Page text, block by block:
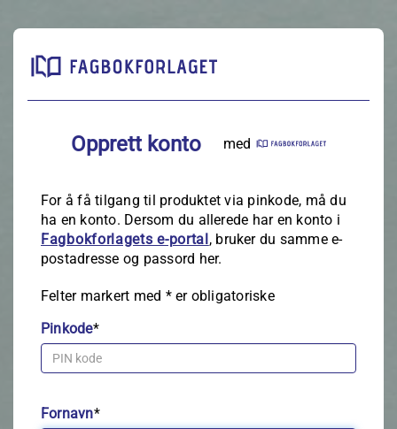
Opprett konto med
For å få tilgang til produktet via pinkode, må du
ha en konto. Dersom du allerede har en konto i
Fagbokforlagets e‑portal, bruker du samme e-
postadresse og passord her.
Felter markert med *er obligatoriske
Pinkode*
Fornavn*